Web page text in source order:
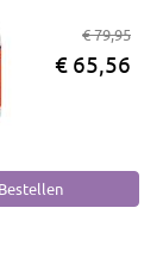
€ 79,95
€ 65,56